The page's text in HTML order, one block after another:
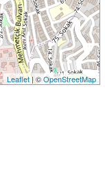
Leaflet| ©OpenStreetMap